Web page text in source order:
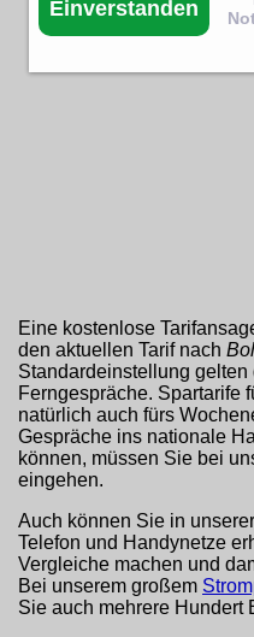
Eine kostenlose
den aktuellen Tarif nach
Standardeinstellung gelten
Ferngespräche. Spartarife
natürlich auch fürs
Gespräche ins nationale
können, müssen Sie bei
eingehen.
Auch können Sie in
Telefon und Handynetze
Vergleiche machen und
Bei unserem großem
Sie auch mehrere Hundert
Einverstanden